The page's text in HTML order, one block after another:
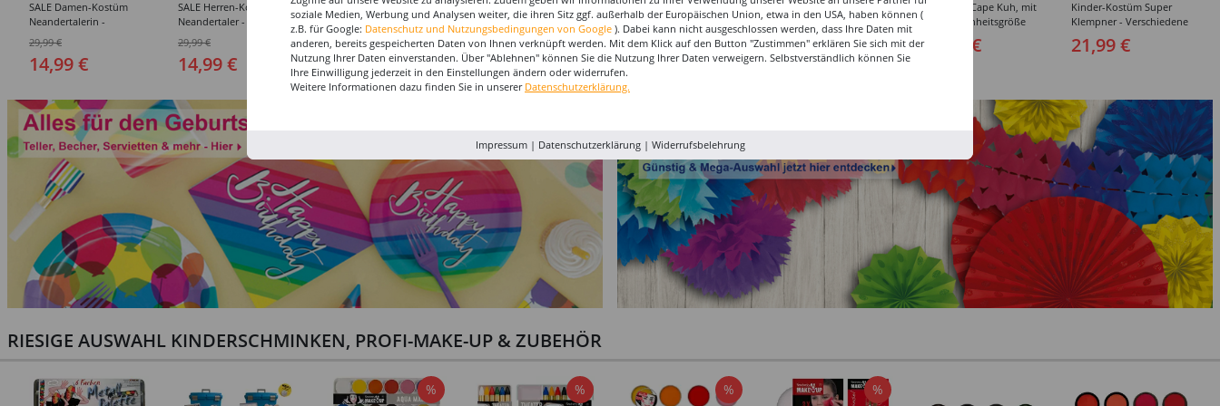
SALE Damen-Kostüm
Neandertalerin -
Verschiedene Größen
(38-48)
29,99 €
14,99 €
SALE Herren-Kostüm
Neandertaler -
Verschiedene Größen
(50-60)
29,99 €
14,99 €
Herren-Kostüm Banane,
Einheitsgröße
29,99 €
Damen-Kostüm
Orientalin Ferhan -
Verschiedene Größen
(36-48)
54,99 €
SALE Herren-Hemd Police
schwarz - Verschiedene
Größen (46-60)
24,99 €
12,49 €
Herren-Kostüm Sträfling -
Verschiedene Größen
(48-64)
34,99 €
Kleinkind-Cape Kuh, mit
Ärmeln, Einheitsgröße
24,99 €
Kinder-Kostüm Super
Klempner - Verschiedene
Größen (116-164)
21,99 €
RIESIGE AUSWAHL KINDERSCHMINKEN, PROFI-MAKE-UP & ZUBEHÖR
% % % %
soziale Medien, Werbung und Analysen weiter, die ihren Sitz ggf. außerhalb der Europäischen Union, etwa in den USA, haben können (
z.B. für Google: Datenschutz und Nutzungsbedingungen von Google ). Dabei kann nicht ausgeschlossen werden, dass Ihre Daten mit
anderen, bereits gespeicherten Daten von Ihnen verknüpft werden. Mit dem Klick auf den Button "Zustimmen" erklären Sie sich mit der
Nutzung Ihrer Daten einverstanden. Über "Ablehnen" können Sie die Nutzung Ihrer Daten verweigern. Selbstverständlich können Sie
Ihre Einwilligung jederzeit in den Einstellungen ändern oder widerrufen.
Weitere Informationen dazu finden Sie in unserer Datenschutzerklärung.
Impressum| Datenschutzerklärung| Widerrufsbelehrung